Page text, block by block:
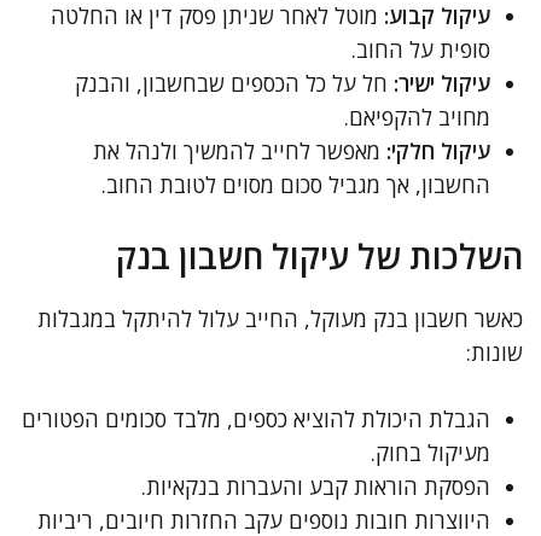
עיקול קבוע: מוטל לאחר שניתן פסק דין או החלטה
סופית על החוב.
עיקול ישיר: חל על כל הכספים שבחשבון, והבנק
מחויב להקפיאם.
עיקול חלקי: מאפשר לחייב להמשיך ולנהל את
החשבון, אך מגביל סכום מסוים לטובת החוב.
השלכות של עיקול חשבון בנק
כאשר חשבון בנק מעוקל, החייב עלול להיתקל במגבלות
שונות:
הגבלת היכולת להוציא כספים, מלבד סכומים הפטורים
מעיקול בחוק.
הפסקת הוראות קבע והעברות בנקאיות.
היווצרות חובות נוספים עקב החזרות חיובים, ריביות